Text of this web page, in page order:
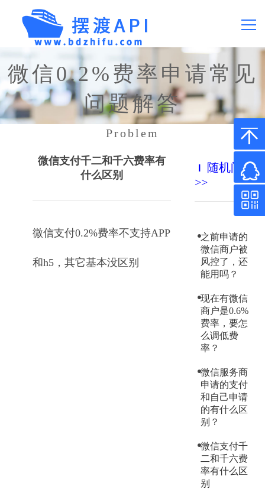
首页
产品价格
微信0.2%费率申请常见
问题解答
Problem
微信支付千二和千六费率有
什么区别
微信支付0.2%费率不支持APP
和h5，其它基本没区别
随机问题
>>
之前申请的
微信商户被
风控了，还
能用吗？
现在有微信
商户是0.6%
费率，要怎
么调低费
率？
微信服务商
申请的支付
和自己申请
的有什么区
别？
微信支付千
二和千六费
率有什么区
别